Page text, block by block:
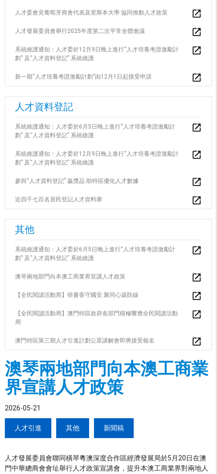
人才委會見葡萄牙商會代表及里斯本大學 協同推動人才政策
人才發展委員會舉行2025年度第二次平常全體會議
系統維護通知：人才委於12月9日晚上進行“人才培養考證激勵計
劃” 及“人才資料登記” 系統維護
新一期“人才培養考證激勵計劃”由12月1日起接受申請
人才資料登記
系統維護通知：人才委於6月5日晚上進行“人才培養考證激勵計
劃” 及“人才資料登記” 系統維護
系統維護通知：人才委於12月9日晚上進行“人才培養考證激勵計
劃” 及“人才資料登記” 系統維護
參與“人才資料登記” 贏獎品 助特區優化人才數據
近四千七百名居民登記人才資料庫
其他
系統維護通知：人才委於6月5日晚上進行“人才培養考證激勵計
劃” 及“人才資料登記” 系統維護
澳琴兩地部門向本澳工商業界宣講人才政策
【全民閱讀活動周】研書香守國安 聚同心築防線
【全民閱讀活動周】澳門特區政府各部門積極響應全民閱讀活動
周
澳門特區第三期人才引進計劃公眾講解會即將接受報名
澳琴兩地部門向本澳工商業
界宣講人才政策
2026-05-21
人才引進 其他 新聞稿
人才發展委員會聯同橫琴粵澳深度合作區經濟發展局於5月20日在澳
門中華總商會會址舉行人才政策宣講會，提升本澳工商業界對兩地人